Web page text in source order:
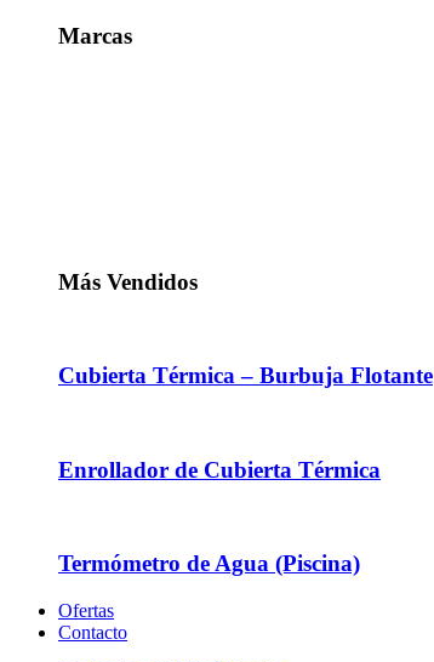
Marcas
Más Vendidos
Cubierta Térmica – Burbuja Flotante
Enrollador de Cubierta Térmica
Termómetro de Agua (Piscina)
Ofertas
Contacto